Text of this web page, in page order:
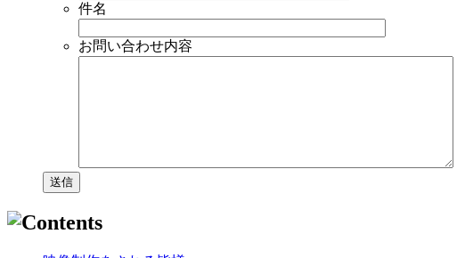
件名
お問い合わせ内容